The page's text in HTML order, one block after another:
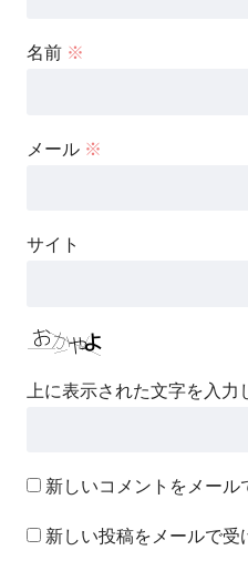
名前 ※
メール ※
サイト
上に表示された文字を入力
新しいコメントをメール
新しい投稿をメールで受